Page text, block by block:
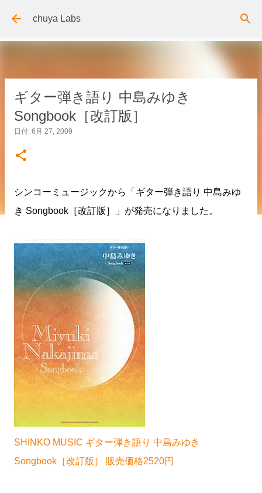
スキップしてメイン コンテンツに移動
chuya Labs
ギター弾き語り 中島みゆき
Songbook［改訂版］
日付: 6月 27, 2009
シンコーミュージックから「ギター弾き語り 中島みゆ
き Songbook［改訂版］」が発売になりました。
SHINKO MUSIC ギター弾き語り 中島みゆき
Songbook［改訂版］ 販売価格2520円